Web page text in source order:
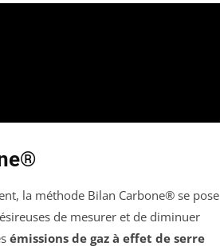
la méthode Bilan Carbone® se pose
de mesurer et de diminuer
émissions de gaz à effet de serre